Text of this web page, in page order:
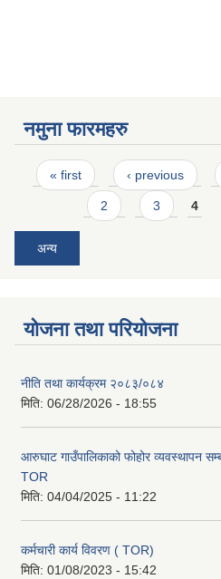
नमुना फारमहरु
Pages
« first ‹ previous
2 3 4
अन्य
योजना तथा परियोजना
नीति तथा कार्यक्रम २०८३/०८४
मिति: 06/28/2026 - 18:55
आरुघाट गाउँपालिकाको फोहोर व्यवस्थापन
TOR
मिति: 04/04/2025 - 11:22
कर्मचारी कार्य विवरण ( TOR)
मिति: 01/08/2023 - 15:42